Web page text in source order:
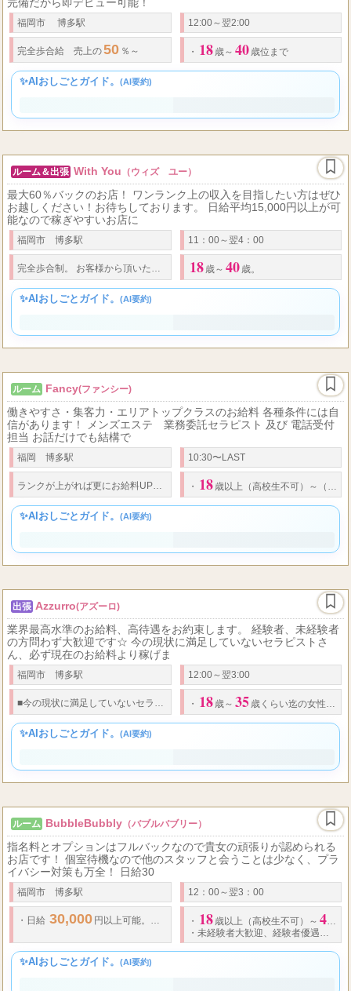
是非お気軽にお問合わせください。 月1回からの勤務が可能なので
貴女のライフスタイルに合わせて働くことができます！ マニュアル
完備だから即デビュー可能！
福岡市 博多駅 12:00～翌2:00
完全歩合給 売上の 50 ％～
✨AIおしごとガイド。(AI要約)
ルーム＆出張 With You（ウィズ ユー）
最大60％バックのお店！ ワンランク上の収入を目指したい方はぜひ
お越しください！お待ちしております。 日給平均15,000円以上が可
能なので稼ぎやすいお店に
福岡市 博多駅 11：00～翌4：00
✨AIおしごとガイド。(AI要約)
ルーム Fancy(ファンシー)
働きやすさ・集客力・エリアトップクラスのお給料 各種条件には自
信があります！ メンズエステ 業務委託セラピスト 及び 電話受付
担当 お話だけでも結構で
福岡 博多駅 10:30〜LAST
✨AIおしごとガイド。(AI要約)
出張 Azzurro(アズーロ)
業界最高水準のお給料、高待遇をお約束します。 経験者、未経験者
の方問わず大歓迎です☆ 今の現状に満足していないセラピストさ
ん、必ず現在のお給料より稼げま
福岡市 博多駅 12:00～翌3:00
今の現状に満足していないセラピストさん、 必ず現在のお給料より稼げます！！
✨AIおしごとガイド。(AI要約)
ルーム BubbleBubbly（バブルバブリー）
指名料とオプションはフルバックなので貴女の頑張りが認められる
お店です！ 個室待機なので他のスタッフと会うことは少なく、プラ
イバシー対策も万全！ 日給30
12：00～翌3：00
・日給 30,000円以上可能。 ...
18 40
歳